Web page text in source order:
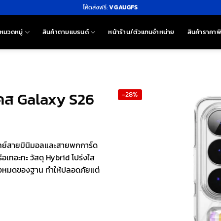
โค้ดส่งฟรี:VGAUGFS
มวดหมู่ สินค้าตามแบรนด์ หน้าร้าน/ตัวแทนจำหน่าย สินค้าราคา
Galaxy S26
ย์สายมินิมอลและสายพกการ์ด
ทอะทะ วัสดุ Hybrid โปร่งใส
มดของฐาน ทำให้ปลอดภัยแต่
-28%